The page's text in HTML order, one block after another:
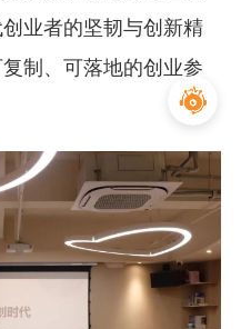
业者的坚韧与创新精
制、可落地的创业参